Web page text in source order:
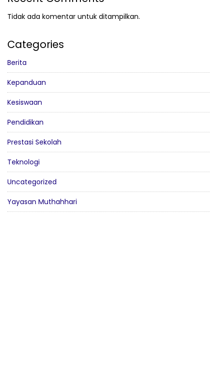
Tidak ada komentar untuk ditampilkan.
Categories
Berita
Kepanduan
Kesiswaan
Pendidikan
Prestasi Sekolah
Teknologi
Uncategorized
Yayasan Muthahhari